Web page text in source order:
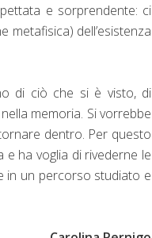
e sorprendente: ci
metafisica) dell’esistenza
di ciò che si è visto, di
memoria. Si vorrebbe
dentro. Per questo
ha voglia di rivederne le
in un percorso studiato e